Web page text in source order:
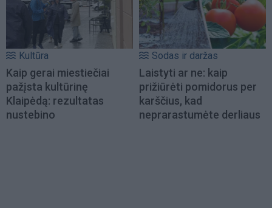
Kultūra
Kaip gerai miestiečiai
pažįsta kultūrinę
Klaipėdą: rezultatas
nustebino
Sodas ir daržas
Laistyti ar ne: kaip
prižiūrėti pomidorus per
karščius, kad
neprarastumėte derliaus